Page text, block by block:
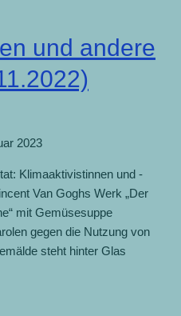
und andere
2023
Klimaaktivistinnen und -
Van Goghs Werk „Der
mit Gemüsesuppe
gegen die Nutzung von
steht hinter Glas